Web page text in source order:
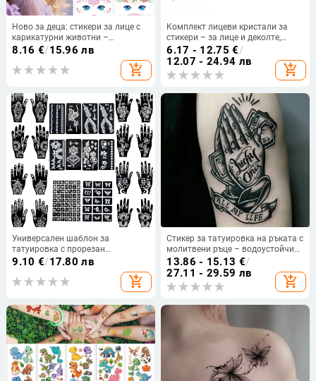
Ново за деца: стикери за лице с
карикатурни животни –
симпатични временни
представления
8.16 €/15.96 лв
add_shopping_cart
Комплект лицеви кристали за
стикери – за лице и деколте,
синя-зелена серия
6.17 - 12.75 €/
12.07 - 24.94 лв
add_shopping_cart
Универсален шаблон за
татуировка с прорезан
геометричен дизайн, малък
9.10 €/17.80 лв
add_shopping_cart
Стикер за татуировка на ръката с
молитвени ръце – водоустойчив,
дълготраен, полупостоянен,
реалистичен дизайн на Будда
13.86 - 15.13 €/
27.11 - 29.59 лв
add_shopping_cart